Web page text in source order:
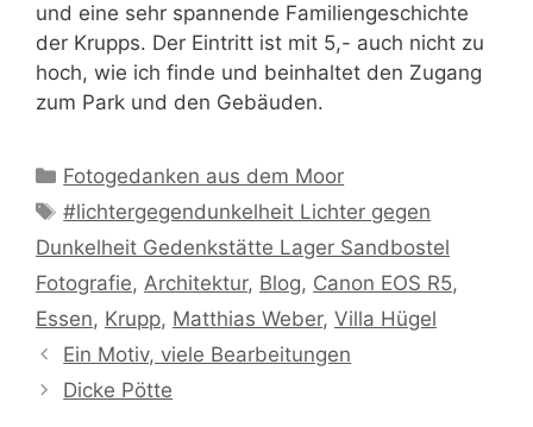
und eine sehr spannende Familiengeschichte
der Krupps. Der Eintritt ist mit 5,- auch nicht zu
hoch, wie ich finde und beinhaltet den Zugang
zum Park und den Gebäuden.
Kategorien
Fotogedanken aus dem Moor
Schlagwörter
#lichtergegendunkelheit Lichter gegen
Dunkelheit Gedenkstätte Lager Sandbostel
Fotografie, Architektur, Blog, Canon EOS R5,
Essen, Krupp, Matthias Weber, Villa Hügel
Ein Motiv, viele Bearbeitungen
Dicke Pötte